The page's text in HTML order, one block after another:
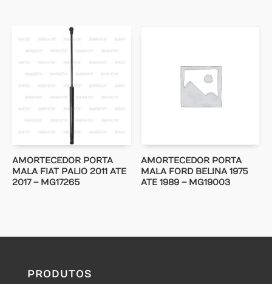
AMORTECEDOR PORTA
MALA FIAT PALIO 2011 ATE
2017 – MG17265
AMORTECEDOR PORTA
MALA FORD BELINA 1975
ATE 1989 – MG19003
PRODUTOS